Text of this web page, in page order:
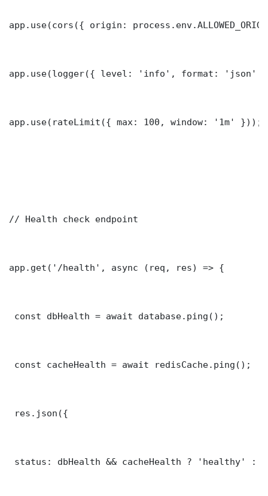
app.use(cors({ origin:
app.use(logger({ level: 'info', format: 'json'
app.use(rateLimit({ max: 100, window: '1m' }));
// Health check endpoint
app.get('/health', async (req, res) => {
const dbHealth = await database.ping();
const cacheHealth = await redisCache.ping();
res.json({
status: dbHealth && cacheHealth ? 'healthy' :